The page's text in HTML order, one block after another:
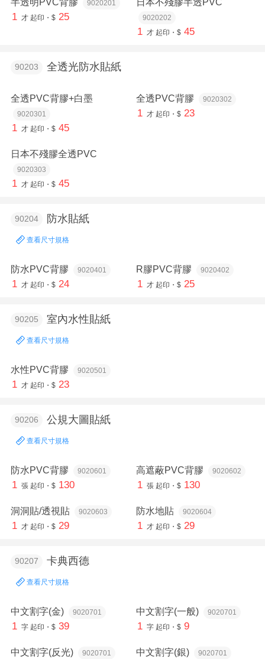
9020201
1 才 起印・$ 25 9020202
1 才 起印・$ 45
90203 全透光防水貼紙
全透PVC背膠+白墨
9020301
1 才 起印・$ 45
全透PVC背膠 9020302
1 才 起印・$ 23
日本不殘膠全透PVC
9020303
1 才 起印・$ 45
90204 防水貼紙
查看尺寸規格
防水PVC背膠 9020401
1 才 起印・$ 24
R膠PVC背膠 9020402
1 才 起印・$ 25
90205 室內水性貼紙
查看尺寸規格
水性PVC背膠 9020501
1 才 起印・$ 23
90206 公規大圖貼紙
查看尺寸規格
防水PVC背膠 9020601
1 張 起印・$ 130
高遮蔽PVC背膠 9020602
1 張 起印・$ 130
洞洞貼/透視貼 9020603
1 才 起印・$ 29
防水地貼 9020604
1 才 起印・$ 29
90207 卡典西德
查看尺寸規格
中文割字(金) 9020701
1 字 起印・$ 39
中文割字(一般) 9020701
1 字 起印・$ 9
中文割字(反光) 9020701 中文割字(銀) 9020701